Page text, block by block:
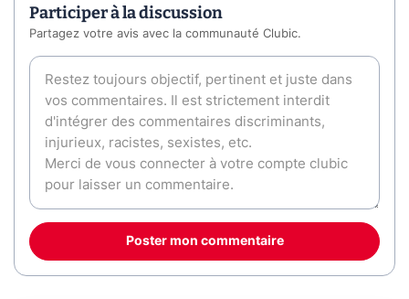
Participer à la discussion
Partagez votre avis avec la communauté Clubic.
Poster mon commentaire